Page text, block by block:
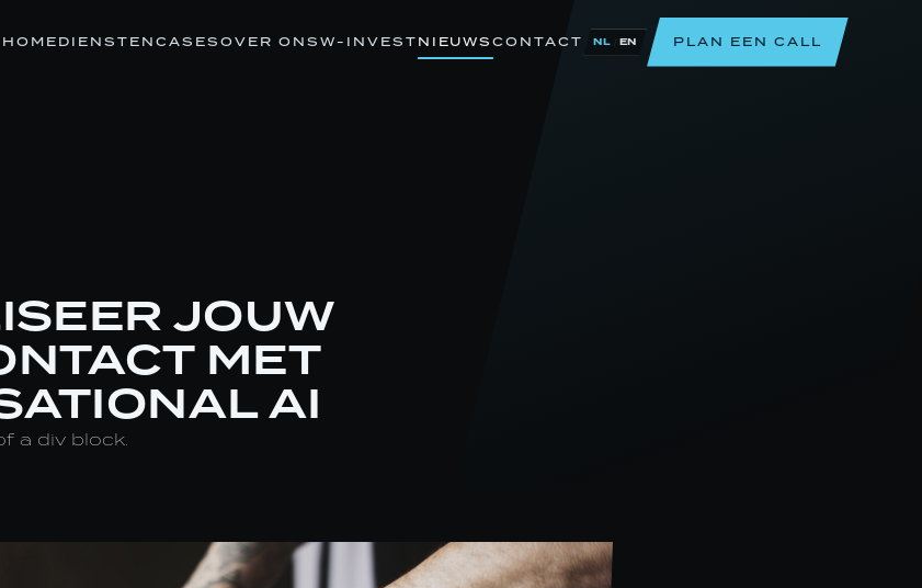
HOME DIENSTEN CASES OVER ONS W-INVEST NIEUWSCONTACT NL EN PLAN EEN CALL
JOUW
MET
AI
a div block.